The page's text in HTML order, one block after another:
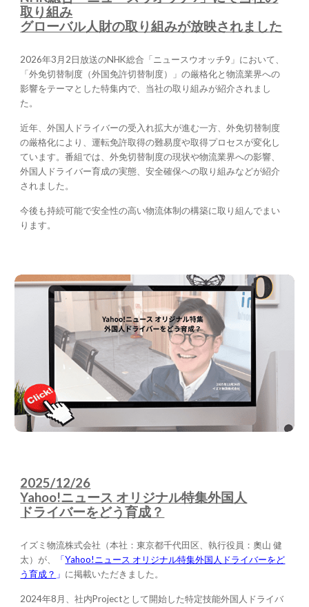
取り組み
グローバル人財の取り組みが放映されました
2026年3月2日放送のNHK総合「ニュースウオッチ9」において、
「外免切替制度（外国免許切替制度）」の厳格化と物流業界への
影響をテーマとした特集内で、当社の取り組みが紹介されまし
た。
近年、外国人ドライバーの受入れ拡大が進む一方、外免切替制度
の厳格化により、運転免許取得の難易度や取得プロセスが変化し
ています。番組では、外免切替制度の現状や物流業界への影響、
外国人ドライバー育成の実態、安全確保への取り組みなどが紹介
されました。
今後も持続可能で安全性の高い物流体制の構築に取り組んでまい
ります。
2025/12/26
Yahoo!ニュース オリジナル特集外国人
ドライバーをどう育成？
イズミ物流株式会社（本社：東京都千代田区、執行役員：奧山 健
太）が、
「Yahoo!ニュース オリジナル特集外国人ドライバーをど
う育成？ 」 に掲載いただきました。
2024年8月、社内Projectとして開始した特定技能外国人ドライバ